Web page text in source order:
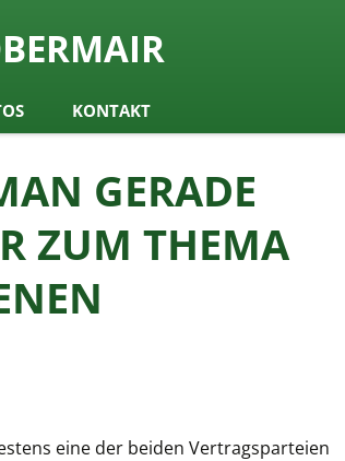
KONTAKT
GERADE
ZUM THEMA
eine der beiden Vertragsparteien